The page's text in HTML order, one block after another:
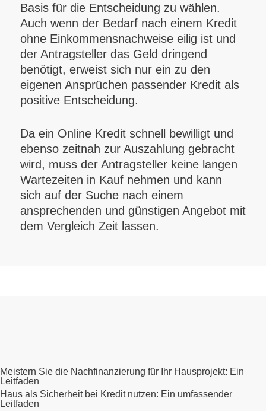
Basis für die Entscheidung zu wählen.
Auch wenn der Bedarf nach einem Kredit
ohne Einkommensnachweise eilig ist und
der Antragsteller das Geld dringend
benötigt, erweist sich nur ein zu den
eigenen Ansprüchen passender Kredit als
positive Entscheidung.
Da ein Online Kredit schnell bewilligt und
ebenso zeitnah zur Auszahlung gebracht
wird, muss der Antragsteller keine langen
Wartezeiten in Kauf nehmen und kann
sich auf der Suche nach einem
ansprechenden und günstigen Angebot mit
dem Vergleich Zeit lassen.
Meistern Sie die Nachfinanzierung für Ihr Hausprojekt: Ein
Leitfaden
Haus als Sicherheit bei Kredit nutzen: Ein umfassender
Leitfaden